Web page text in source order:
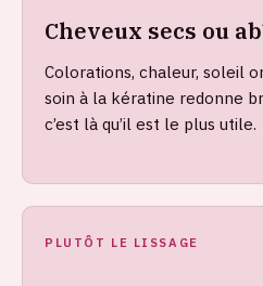
Cheveux secs ou
Colorations, chaleur, soleil
soin à la kératine redonne
c’est là qu’il est le plus utile.
PLUTÔT LE LISSAGE